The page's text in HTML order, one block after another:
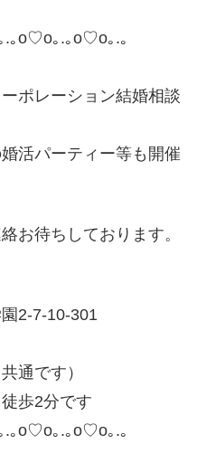
｡o♡o｡.｡o♡o｡.｡
ポレーション結婚相談
活パーティー等も開催
お待ちしております。
2-7-10-301
通です）
歩2分です
｡o♡o｡.｡o♡o｡.｡